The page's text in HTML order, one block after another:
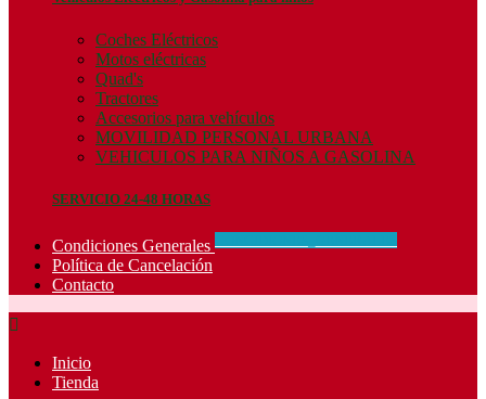
Coches Eléctricos
Motos eléctricas
Quad's
Tractores
Accesorios para vehículos
MOVILIDAD PERSONAL URBANA
VEHICULOS PARA NIÑOS A GASOLINA
SERVICIO 24-48 HORAS
Condiciones Generales
Política de Cancelación
Contacto

Inicio
Tienda